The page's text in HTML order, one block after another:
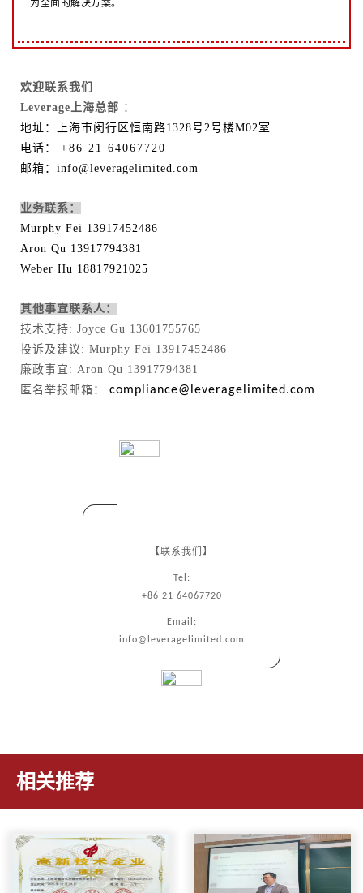
为全面的解决方案。
欢迎联系我们
Leverage上海总部 ：
地址：上海市闵行区恒南路1328号2号楼M02室
电话： +86 21 64067720
邮箱：info@leveragelimited.com
业务联系：
Murphy Fei 13917452486
Aron Qu 13917794381
Weber Hu 18817921025
其他事宜联系人：
技术支持: Joyce Gu 13601755765
投诉及建议: Murphy Fei 13917452486
廉政事宜: Aron Qu 13917794381
匿名举报邮箱： compliance@leveragelimited.com
【联系我们】
Tel:
+86 21 64067720
Email:
info@leveragelimited.com
相关推荐